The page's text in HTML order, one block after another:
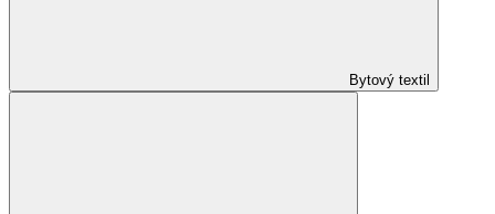
Bytový textil